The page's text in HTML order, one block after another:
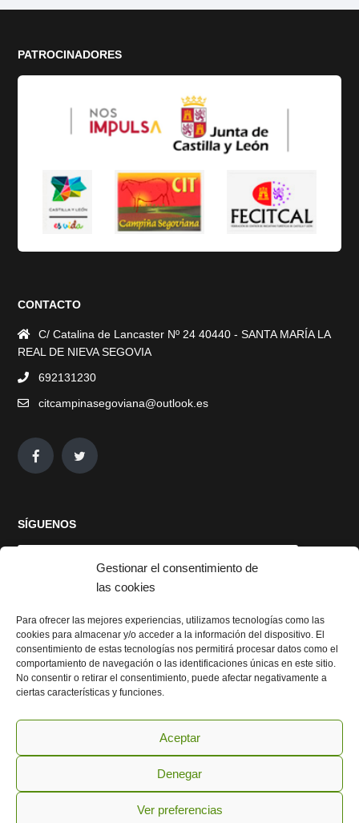
Gestionar el consentimiento de
las cookies
Para ofrecer las mejores experiencias, utilizamos tecnologías como las
cookies para almacenar y/o acceder a la información del dispositivo. El
consentimiento de estas tecnologías nos permitirá procesar datos como el
comportamiento de navegación o las identificaciones únicas en este sitio.
No consentir o retirar el consentimiento, puede afectar negativamente a
ciertas características y funciones.
Aceptar
Denegar
Ver preferencias
PATROCINADORES
CONTACTO
C/ Catalina de Lancaster Nº 24 40440 - SANTA MARÍA LA
REAL DE NIEVA SEGOVIA
692131230
citcampinasegoviana@outlook.es
SÍGUENOS
Haz clic para aceptar cookies de marketing
y permitir este contenido